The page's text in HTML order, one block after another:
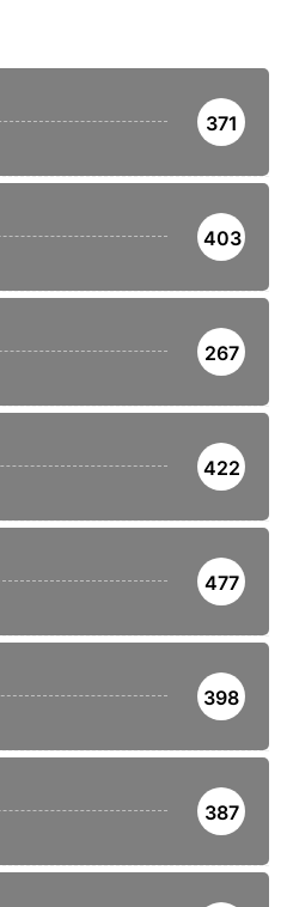
371
403
267
422
477
398
387